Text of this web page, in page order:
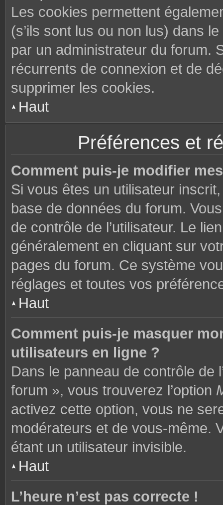
Les cookies permettent
(s’ils sont lus ou non lus) dans
par un administrateur du forum.
récurrents de connexion et de
supprimer les cookies.
Haut
Préférences et
Comment puis-je modifier
Si vous êtes un utilisateur
base de données du forum.
de contrôle de l’utilisateur. Le
généralement en cliquant sur
pages du forum. Ce système
réglages et toutes vos
Haut
Comment puis-je masquer
utilisateurs en ligne ?
Dans le panneau de contrôle de
forum », vous trouverez l’option
activez cette option, vous ne
modérateurs et de vous-même.
étant un utilisateur invisible.
Haut
L’heure n’est pas correcte !